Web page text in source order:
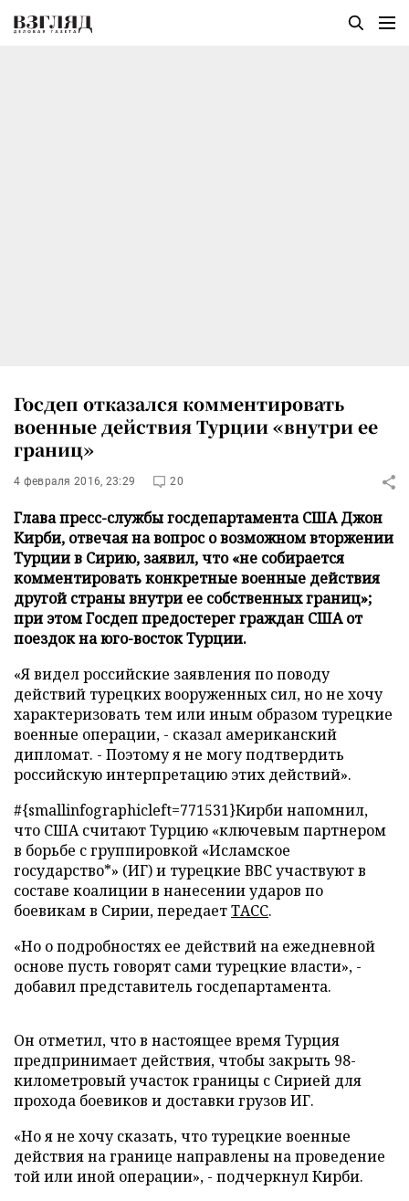
Госдеп отказался комментировать
военные действия Турции «внутри ее
границ»
4 февраля 2016, 23:29 20
Глава пресс-службы госдепартамента США Джон
Кирби, отвечая на вопрос о возможном вторжении
Турции в Сирию, заявил, что «не собирается
комментировать конкретные военные действия
другой страны внутри ее собственных границ»;
при этом Госдеп предостерег граждан США от
поездок на юго-восток Турции.
«Я видел российские заявления по поводу
действий турецких вооруженных сил, но не хочу
характеризовать тем или иным образом турецкие
военные операции, - сказал американский
дипломат. - Поэтому я не могу подтвердить
российскую интерпретацию этих действий».
#{smallinfographicleft=771531}Кирби напомнил,
что США считают Турцию «ключевым партнером
в борьбе с группировкой «Исламское
государство*» (ИГ) и турецкие ВВС участвуют в
составе коалиции в нанесении ударов по
боевикам в Сирии, передаетТАСС.
«Но о подробностях ее действий на ежедневной
основе пусть говорят сами турецкие власти», -
добавил представитель госдепартамента.
Он отметил, что в настоящее время Турция
предпринимает действия, чтобы закрыть 98-
километровый участок границы с Сирией для
прохода боевиков и доставки грузов ИГ.
«Но я не хочу сказать, что турецкие военные
действия на границе направлены на проведение
той или иной операции», - подчеркнул Кирби.